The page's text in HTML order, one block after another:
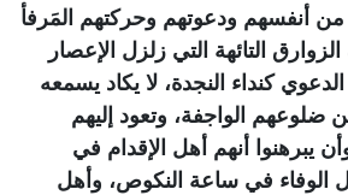
من أنفسهم ودعوتهم وحركتهم المَرفأ
التائهة التي زلزل الإعصار
كنداء النجدة، لا يكاد يسمعه
الواجفة، وتعود إليهم
يبرهنوا أنهم أهل الإقدام في
الوفاء في ساعة النكوص، وأهل